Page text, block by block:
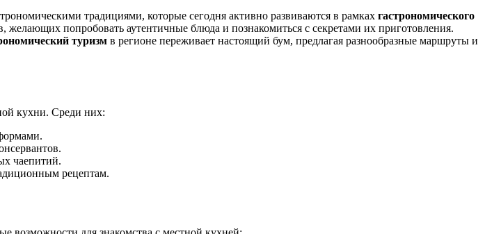
традициями, которые сегодня активно развиваются в рамках гастрономического
попробовать аутентичные блюда и познакомиться с секретами их приготовления.
туризм в регионе переживает настоящий бум, предлагая разнообразные маршруты и
кухни. Среди них:
чаепитий.
рецептам.